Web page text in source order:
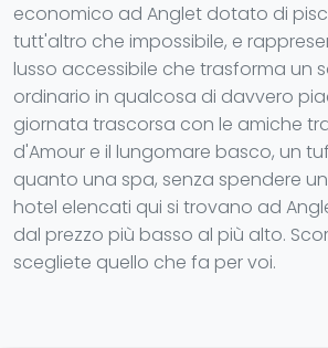
economico ad Anglet dotato di
tutt'altro che impossibile, e
lusso accessibile che trasforma un
ordinario in qualcosa di davvero
giornata trascorsa con le amiche
d'Amour e il lungomare basco, un
quanto una spa, senza spendere
hotel elencati qui si trovano ad
dal prezzo più basso al più alto.
scegliete quello che fa per voi.